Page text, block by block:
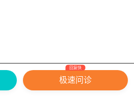
息举报专区
关于我们
2026 中华康网 版权所有
极速问诊
回复快